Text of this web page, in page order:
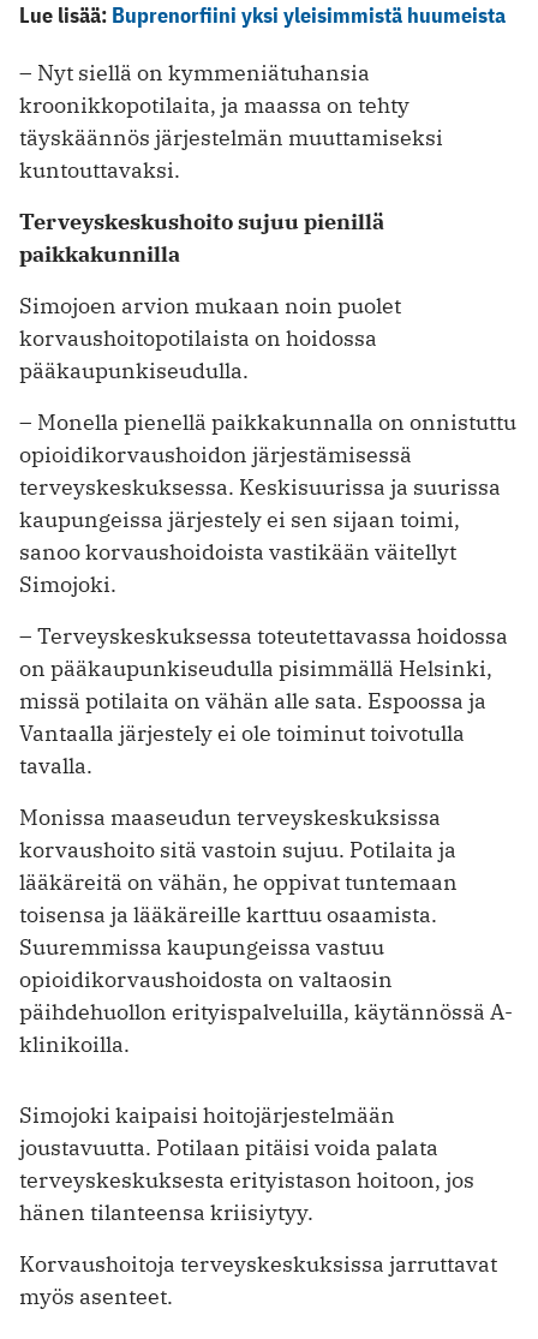
Lue lisää: Buprenorfiini yksi yleisimmistä huumeista
– Nyt siellä on kymmeniätuhansia
kroonikkopotilaita, ja maassa on tehty
täyskäännös järjestelmän muuttamiseksi
kuntouttavaksi.
Terveyskeskushoito sujuu pienillä
paikkakunnilla
Simojoen arvion mukaan noin puolet
korvaushoitopotilaista on hoidossa
pääkaupunkiseudulla.
– Monella pienellä paikkakunnalla on onnistuttu
opioidikorvaushoidon järjestämisessä
terveyskeskuksessa. Keskisuurissa ja suurissa
kaupungeissa järjestely ei sen sijaan toimi,
sanoo korvaushoidoista vastikään väitellyt
Simojoki.
– Terveyskeskuksessa toteutettavassa hoidossa
on pääkaupunkiseudulla pisimmällä Helsinki,
missä potilaita on vähän alle sata. Espoossa ja
Vantaalla järjestely ei ole toiminut toivotulla
tavalla.
Monissa maaseudun terveyskeskuksissa
korvaushoito sitä vastoin sujuu. Potilaita ja
lääkäreitä on vähän, he oppivat tuntemaan
toisensa ja lääkäreille karttuu osaamista.
Suuremmissa kaupungeissa vastuu
opioidikorvaushoidosta on valtaosin
päihdehuollon erityispalveluilla, käytännössä A-
klinikoilla.
Simojoki kaipaisi hoitojärjestelmään
joustavuutta. Potilaan pitäisi voida palata
terveyskeskuksesta erityistason hoitoon, jos
hänen tilanteensa kriisiytyy.
Korvaushoitoja terveyskeskuksissa jarruttavat
myös asenteet.